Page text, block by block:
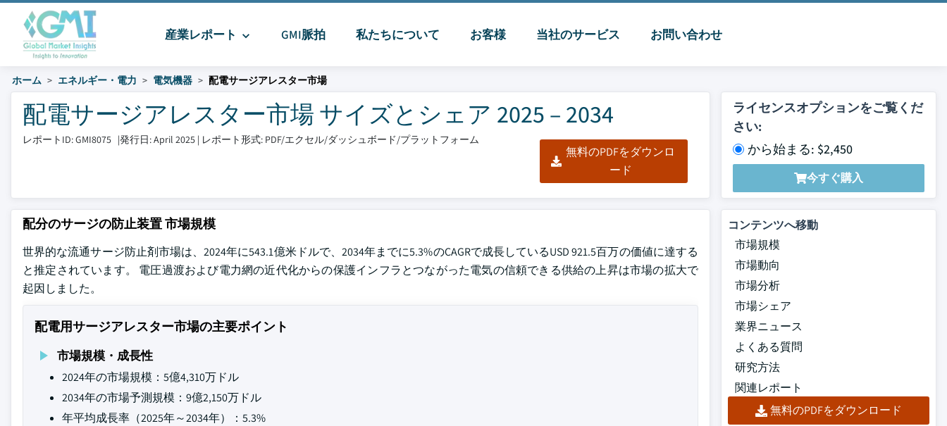
産業レポート GMI脈拍 私たちについて お客様 当社のサービス お問い合わせ
ホーム エネルギー・電力 電気機器 配電サージアレスター市場
配電サージアレスター市場 サイズとシェア 2025 – 2034
レポートID: GMI8075 |発行日: April 2025 | レポート形式: PDF/エクセル/ダッシュボード/プラットフォーム
無料のPDFをダウンロ
ード
ライセンスオプションをご覧くだ
さい:
から始まる: $2,450
今すぐ購入
配分のサージの防止装置 市場規模
世界的な流通サージ防止剤市場は、2024年に543.1億米ドルで、2034年までに5.3%のCAGRで成長しているUSD 921.5百万の価値に達する
と推定されています。 電圧過渡および電力網の近代化からの保護インフラとつながった電気の信頼できる供給の上昇は市場の拡大で
起因しました。
配電用サージアレスター市場の主要ポイント
市場規模・成長性
2024年の市場規模：5億4,310万ドル
2034年の市場予測規模：9億2,150万ドル
年平均成長率（2025年～2034年）：5.3%
コンテンツへ移動
市場規模
市場動向
市場分析
市場シェア
業界ニュース
よくある質問
研究方法
関連レポート
無料のPDFをダウンロード